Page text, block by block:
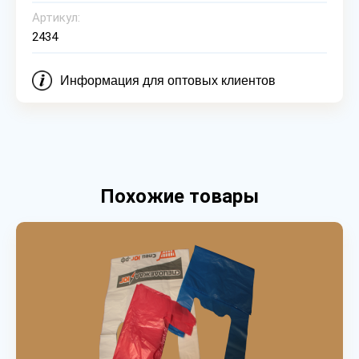
Артикул:
2434
Информация для оптовых клиентов
Похожие товары